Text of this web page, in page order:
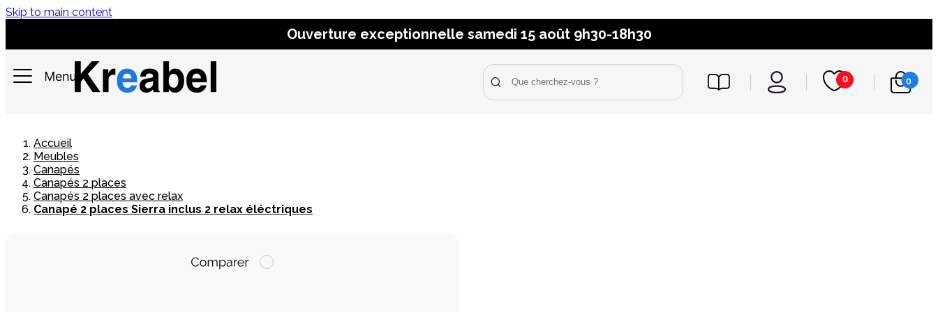
Skip to main content
Ouverture exceptionnelle samedi 15 août 9h30-18h30
0 0
Accueil
Meubles
Canapés
Canapés 2 places
Canapés 2 places avec relax
Canapé 2 places Sierra inclus 2 relax éléctriques